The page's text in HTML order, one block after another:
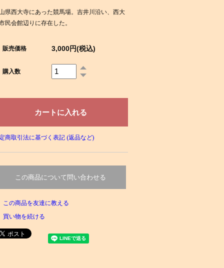
県西大寺にあった競馬場。吉井川沿い、西大
民会館辺りに存在した。
販売価格 3,000円(税込)
購入数
商取引法に基づく表記 (返品など)
この商品について問い合わせる
この商品を友達に教える
買い物を続ける